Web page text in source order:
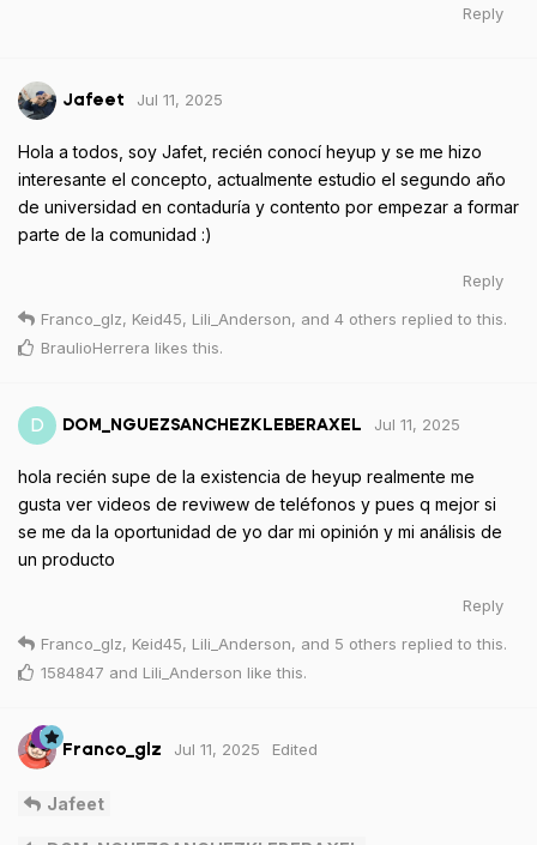
Reply
Jafeet Jul 11, 2025
Hola a todos, soy Jafet, recién conocí heyup y se me hizo
interesante el concepto, actualmente estudio el segundo año
de universidad en contaduría y contento por empezar a formar
parte de la comunidad :)
Reply
Franco_glz, Keid45, Lili_Anderson, and 4 others replied to this.
BraulioHerrera likes this.
D DOM_NGUEZSANCHEZKLEBERAXEL Jul 11, 2025
hola recién supe de la existencia de heyup realmente me
gusta ver videos de reviwew de teléfonos y pues q mejor si
se me da la oportunidad de yo dar mi opinión y mi análisis de
un producto
Reply
Franco_glz, Keid45, Lili_Anderson, and 5 others replied to this.
1584847 and Lili_Anderson like this.
Franco_glz Jul 11, 2025 Edited
Jafeet